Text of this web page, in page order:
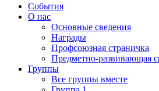
События
О нас
Основные сведения
Награды
Профсоюзная страничка
Предметно-развивающая
Группы
Все группы вместе